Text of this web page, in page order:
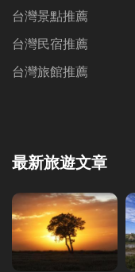
台灣景點推薦
台灣民宿推薦
台灣旅館推薦
最新旅遊文章